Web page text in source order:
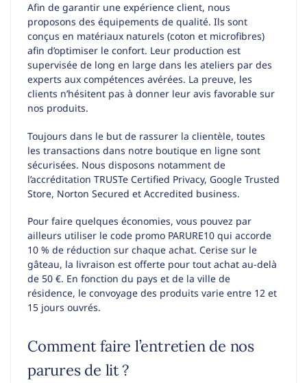
Afin de garantir une expérience client, nous
proposons des équipements de qualité. Ils sont
conçus en matériaux naturels (coton et microfibres)
afin d’optimiser le confort. Leur production est
supervisée de long en large dans les ateliers par des
experts aux compétences avérées. La preuve, les
clients n’hésitent pas à donner leur avis favorable sur
nos produits.
Toujours dans le but de rassurer la clientèle, toutes
les transactions dans notre boutique en ligne sont
sécurisées. Nous disposons notamment de
l’accréditation TRUSTe Certified Privacy, Google Trusted
Store, Norton Secured et Accredited business.
Pour faire quelques économies, vous pouvez par
ailleurs utiliser le code promo PARURE10 qui accorde
10 % de réduction sur chaque achat. Cerise sur le
gâteau, la livraison est offerte pour tout achat au-delà
de 50 €. En fonction du pays et de la ville de
résidence, le convoyage des produits varie entre 12 et
15 jours ouvrés.
Comment faire l’entretien de nos
parures de lit ?